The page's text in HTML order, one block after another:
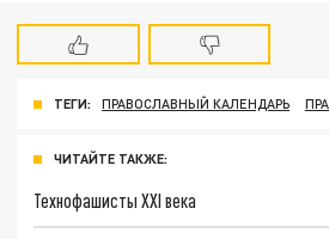
ТЕГИ: ПРАВОСЛАВНЫЙ КАЛЕНДАРЬ
ЧИТАЙТЕ ТАКЖЕ:
Технофашисты XXI века